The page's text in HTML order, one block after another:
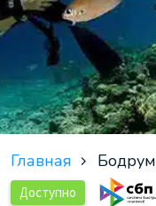
Главная Бодрум
Доступно